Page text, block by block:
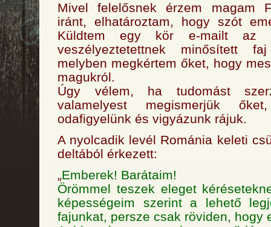
Mivel felelősnek érzem magam
iránt, elhatároztam, hogy szót
Küldtem egy kör e-mailt az
veszélyeztetettnek minősített
melyben megkértem őket, hogy
magukról.
Úgy vélem, ha tudomást
valamelyest megismerjük
odafigyelünk és vigyázunk rájuk.
A nyolcadik levél Románia keleti
deltából érkezett:
„Emberek! Barátaim!
Örömmel teszek eleget
képességeim szerint a lehető
fajunkat, persze csak röviden, hogy